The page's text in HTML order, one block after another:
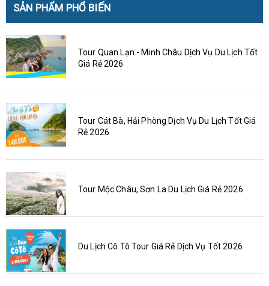
SẢN PHẨM PHỔ BIẾN
Tour Quan Lạn - Minh Châu Dịch Vụ Du Lịch Tốt
Giá Rẻ 2026
Tour Cát Bà, Hải Phòng Dịch Vụ Du Lịch Tốt Giá
Rẻ 2026
Tour Mộc Châu, Sơn La Du Lịch Giá Rẻ 2026
Du Lịch Cô Tô Tour Giá Rẻ Dịch Vụ Tốt 2026